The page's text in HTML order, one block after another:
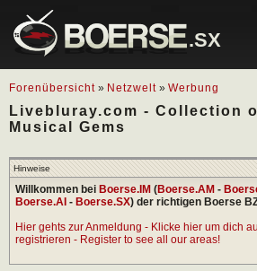
.SX
Forenübersicht » Netzwelt » Werbung
Livebluray.com - Collection
Musical Gems
Hinweise
Willkommen bei Boerse.IM (Boerse.AM -
Boerse.AI - Boerse.SX) der richtigen Boerse
Hier gehts zur Anmeldung - Klicke hier um dich
registrieren - Register to see all our areas!